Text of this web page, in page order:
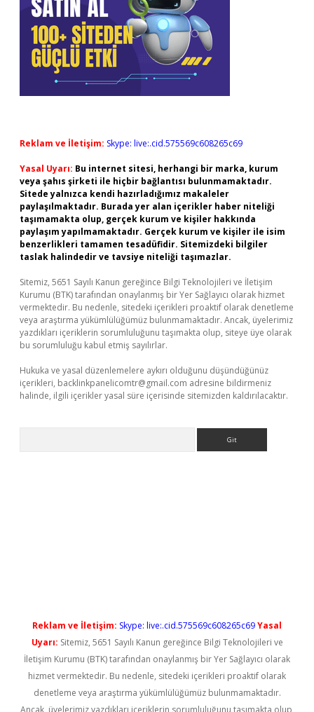
Reklam ve İletişim: Skype: live:.cid.575569c608265c69
Yasal Uyarı: Bu internet sitesi, herhangi bir marka, kurum
veya şahıs şirketi ile hiçbir bağlantısı bulunmamaktadır.
Sitede yalnızca kendi hazırladığımız makaleler
paylaşılmaktadır. Burada yer alan içerikler haber niteliği
taşımamakta olup, gerçek kurum ve kişiler hakkında
paylaşım yapılmamaktadır. Gerçek kurum ve kişiler ile isim
benzerlikleri tamamen tesadüfidir. Sitemizdeki bilgiler
taslak halindedir ve tavsiye niteliği taşımazlar.
Sitemiz, 5651 Sayılı Kanun gereğince Bilgi Teknolojileri ve İletişim
Kurumu (BTK) tarafından onaylanmış bir Yer Sağlayıcı olarak hizmet
vermektedir. Bu nedenle, sitedeki içerikleri proaktif olarak denetleme
veya araştırma yükümlülüğümüz bulunmamaktadır. Ancak, üyelerimiz
yazdıkları içeriklerin sorumluluğunu taşımakta olup, siteye üye olarak
bu sorumluluğu kabul etmiş sayılırlar.
Hukuka ve yasal düzenlemelere aykırı olduğunu düşündüğünüz
içerikleri, backlinkpanelicomtr@gmail.com adresine bildirmeniz
halinde, ilgili içerikler yasal süre içerisinde sitemizden kaldırılacaktır.
Reklam ve İletişim: Skype: live:.cid.575569c608265c69Yasal
Uyarı: Sitemiz, 5651 Sayılı Kanun gereğince Bilgi Teknolojileri ve
İletişim Kurumu (BTK) tarafından onaylanmış bir Yer Sağlayıcı olarak
hizmet vermektedir. Bu nedenle, sitedeki içerikleri proaktif olarak
denetleme veya araştırma yükümlülüğümüz bulunmamaktadır.
Ancak, üyelerimiz yazdıkları içeriklerin sorumluluğunu taşımakta olup,